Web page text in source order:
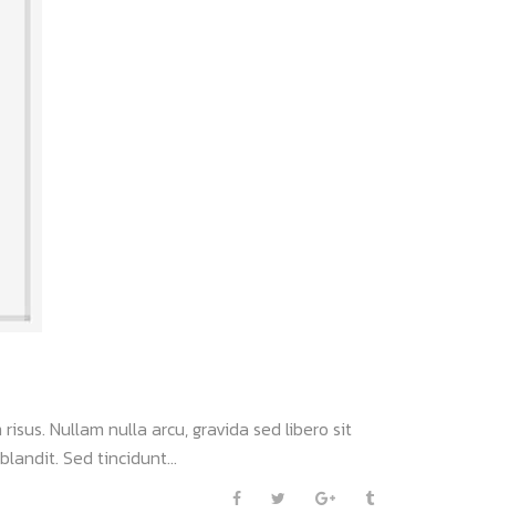
Nullam nulla arcu, gravida sed libero sit
Sed tincidunt...